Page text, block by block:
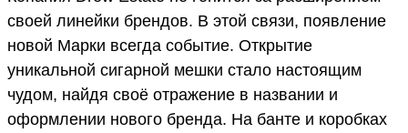
своей линейки брендов. В этой связи, появление
новой Марки всегда событие. Открытие
уникальной сигарной мешки стало настоящим
чудом, найдя своё отражение в названии и
оформлении нового бренда. На банте и коробках